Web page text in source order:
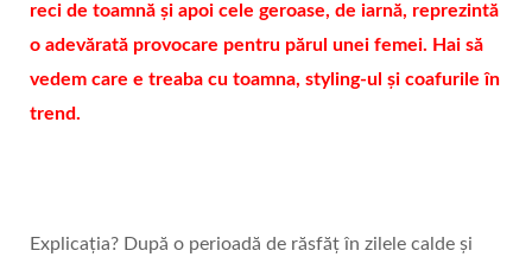
reci de toamnă și apoi cele geroase, de iarnă, reprezintă
o adevărată provocare pentru părul unei femei. Hai să
vedem care e treaba cu toamna, styling-ul și coafurile în
trend.
Explicația? După o perioadă de răsfăț în zilele calde și